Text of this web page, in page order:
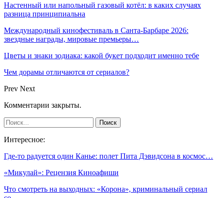
Настенный или напольный газовый котёл: в каких случаях
разница принципиальна
Международный кинофестиваль в Санта-Барбаре 2026:
звездные награды, мировые премьеры…
Цветы и знаки зодиака: какой букет подходит именно тебе
Чем дорамы отличаются от сериалов?
Prev Next
Комментарии закрыты.
Интересное:
Где-то радуется один Канье: полет Пита Дэвидсона в космос…
«Микулай»: Рецензия Киноафиши
Что смотреть на выходных: «Корона», криминальный сериал